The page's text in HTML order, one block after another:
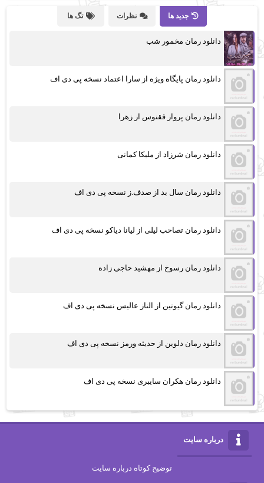
جدید ها نظرات تگ ها
دانلود رمان مخمور شب
دانلود رمان پایگاه ویژه از سارا اعتماد نسخه پی دی اف
دانلود رمان پرواز ققنوس از زهرا
دانلود رمان شرزاد از ملیکا کمانی
دانلود رمان سال بد از صدف.ز نسخه پی دی اف
دانلود رمان تصاحب لیلی از لیانا دیاکو نسخه پی دی اف
دانلود رمان رسوخ از مهشید حاجی زاده
دانلود رمان گیوتین از الناز عالیس نسخه پی دی اف
دانلود رمان دلوین از حدیثه ورمز نسخه پی دی اف
دانلود رمان هکران سایبری نسخه پی دی اف
درباره سایت
توضیح کوتاه درباره سایت